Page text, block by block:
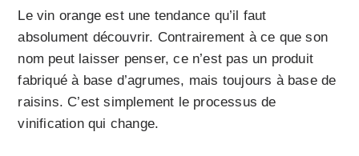
Le vin orange est une tendance qu’il faut
absolument découvrir. Contrairement à ce que son
nom peut laisser penser, ce n’est pas un produit
fabriqué à base d’agrumes, mais toujours à base de
raisins. C’est simplement le processus de
vinification qui change.